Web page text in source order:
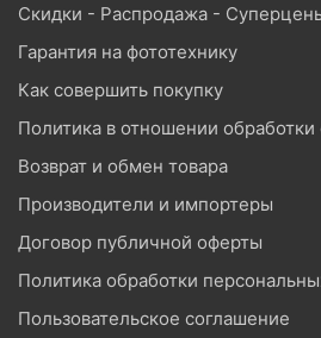
Скидки - Распродажа -
Гарантия на фототехнику
Как совершить покупку
Политика в отношении
Возврат и обмен товара
Производители и импортеры
Договор публичной оферты
Политика обработки
Пользовательское соглашение